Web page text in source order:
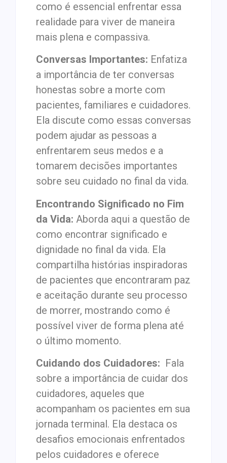
como é essencial enfrentar essa
realidade para viver de maneira
mais plena e compassiva.
Conversas Importantes: Enfatiza
a importância de ter conversas
honestas sobre a morte com
pacientes, familiares e cuidadores.
Ela discute como essas conversas
podem ajudar as pessoas a
enfrentarem seus medos e a
tomarem decisões importantes
sobre seu cuidado no final da vida.
Encontrando Significado no Fim
da Vida: Aborda aqui a questão de
como encontrar significado e
dignidade no final da vida. Ela
compartilha histórias inspiradoras
de pacientes que encontraram paz
e aceitação durante seu processo
de morrer, mostrando como é
possível viver de forma plena até
o último momento.
Cuidando dos Cuidadores: Fala
sobre a importância de cuidar dos
cuidadores, aqueles que
acompanham os pacientes em sua
jornada terminal. Ela destaca os
desafios emocionais enfrentados
pelos cuidadores e oferece